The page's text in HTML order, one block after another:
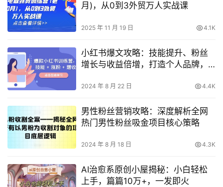
月)，从0到3外贸万人实战课
2025 年 11 月 19 日 4.1K
小红书爆文攻略：技能提升、粉丝
增长与收益倍增，打造个人品牌，
2024 年 8 月 22 日 4.4K
男性粉丝营销攻略：深度解析全网
热门男性粉丝吸金项目核心策略
2024 年 8 月 18 日 4.3K
AI治愈系原创小屋揭秘：小白轻松
上手，篇篇10万+，一发即火